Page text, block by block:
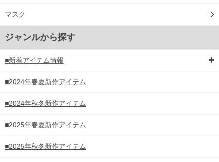
マスク
ジャンルから探す
■新着アイテム情報
■2024年春夏新作アイテム
■2024年秋冬新作アイテム
■2025年春夏新作アイテム
■2025年秋冬新作アイテム